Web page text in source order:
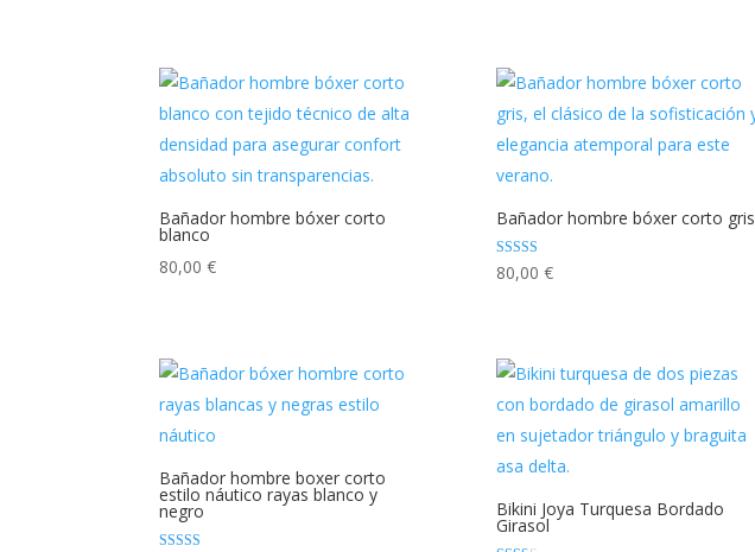
Bañador hombre bóxer corto
blanco
80,00€
Bañador hombre bóxer corto gris
Valorado con
5.00
80,00 €
Bañador hombre boxer corto
estilo náutico rayas blanco y
negro Bikini Joya Turquesa Bordado
Girasol